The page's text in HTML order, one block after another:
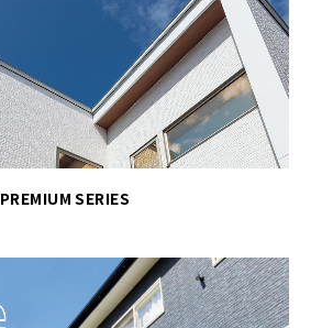
PREMIUM SERIES